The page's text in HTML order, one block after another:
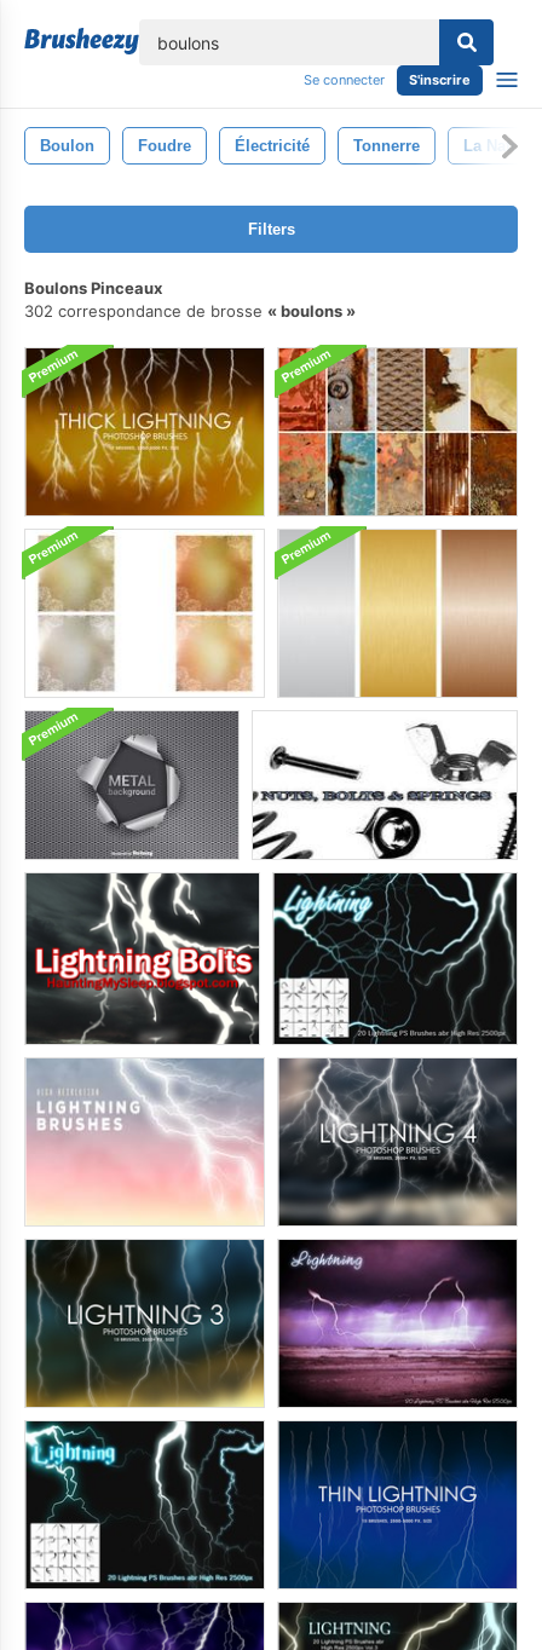
Se connecter S'inscrire
Boulon Foudre Électricité Tonnerre La Nature
Filters
Boulons Pinceaux
302 correspondance de brosse
boulons